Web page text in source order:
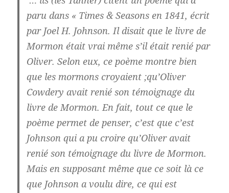
paru dans « Times & Seasons en 1841, écrit
par Joel H. Johnson. Il disait que le livre de
Mormon était vrai même s’il était renié par
Oliver. Selon eux, ce poème montre bien
que les mormons croyaient ;qu’Oliver
Cowdery avait renié son témoignage du
livre de Mormon. En fait, tout ce que le
poème permet de penser, c’est que c’est
Johnson qui a pu croire qu’Oliver avait
renié son témoignage du livre de Mormon.
Mais en supposant même que ce soit là ce
que Johnson a voulu dire, ce qui est